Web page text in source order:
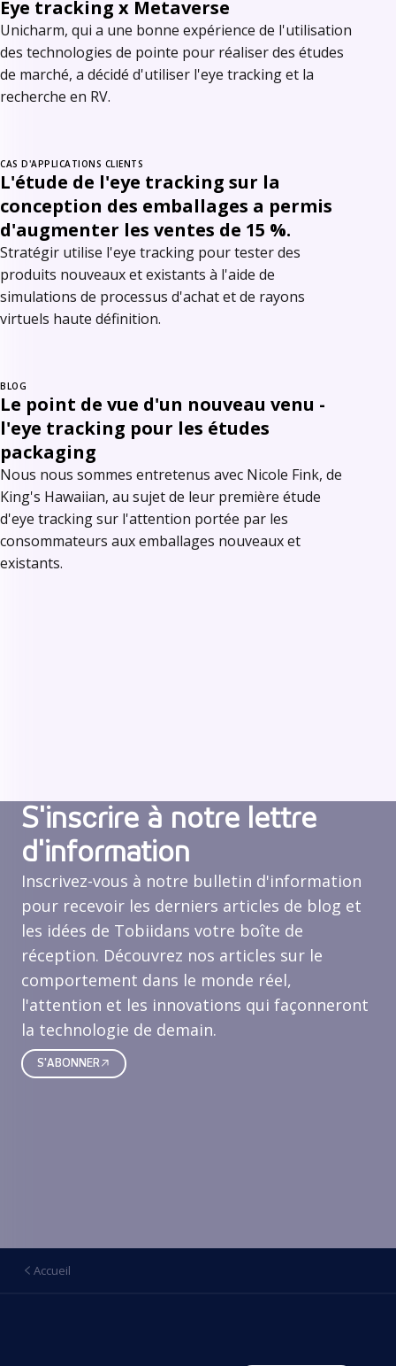
Eye tracking x Metaverse
Unicharm, qui a une bonne expérience de l'utilisation
des technologies de pointe pour réaliser des études
de marché, a décidé d'utiliser l'eye tracking et la
recherche en RV.
CAS D'APPLICATIONS CLIENTS
L'étude de l'eye tracking sur la
conception des emballages a permis
d'augmenter les ventes de 15 %.
Stratégir utilise l'eye tracking pour tester des
produits nouveaux et existants à l'aide de
simulations de processus d'achat et de rayons
virtuels haute définition.
BLOG
Le point de vue d'un nouveau venu -
l'eye tracking pour les études
packaging
Nous nous sommes entretenus avec Nicole Fink, de
King's Hawaiian, au sujet de leur première étude
d'eye tracking sur l'attention portée par les
consommateurs aux emballages nouveaux et
existants.
S'inscrire à notre lettre
d'information
Inscrivez-vous à notre bulletin d'information
pour recevoir les derniers articles de blog et
les idées de Tobiidans votre boîte de
réception. Découvrez nos articles sur le
comportement dans le monde réel,
l'attention et les innovations qui façonneront
la technologie de demain.
S'ABONNER
Accueil